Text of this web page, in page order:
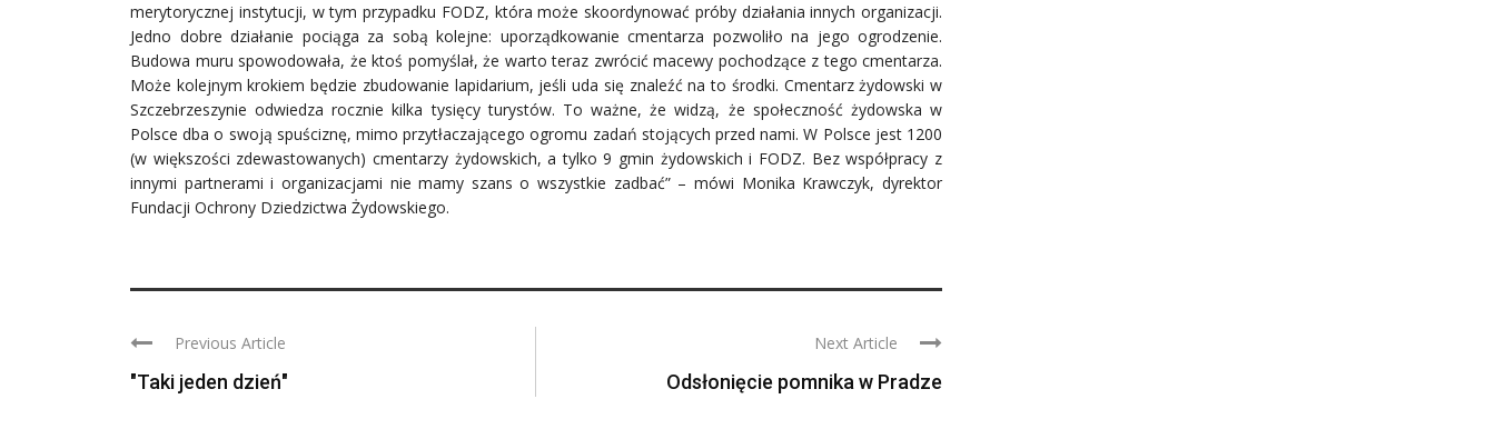
merytorycznej instytucji, w tym przypadku FODZ, która może skoordynować próby działania innych organizacji.
Jedno dobre działanie pociąga za sobą kolejne: uporządkowanie cmentarza pozwoliło na jego ogrodzenie.
Budowa muru spowodowała, że ktoś pomyślał, że warto teraz zwrócić macewy pochodzące z tego cmentarza.
Może kolejnym krokiem będzie zbudowanie lapidarium, jeśli uda się znaleźć na to środki. Cmentarz żydowski w
Szczebrzeszynie odwiedza rocznie kilka tysięcy turystów. To ważne, że widzą, że społeczność żydowska w
Polsce dba o swoją spuściznę, mimo przytłaczającego ogromu zadań stojących przed nami. W Polsce jest 1200
(w większości zdewastowanych) cmentarzy żydowskich, a tylko 9 gmin żydowskich i FODZ. Bez współpracy z
innymi partnerami i organizacjami nie mamy szans o wszystkie zadbać” – mówi Monika Krawczyk, dyrektor
Fundacji Ochrony Dziedzictwa Żydowskiego.
Previous Article
"Taki jeden dzień"
Next Article
Odsłonięcie pomnika w Pradze